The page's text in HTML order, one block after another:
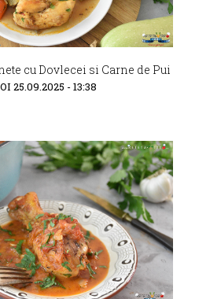
cu Dovlecei si Carne de Pui
25.09.2025 - 13:38